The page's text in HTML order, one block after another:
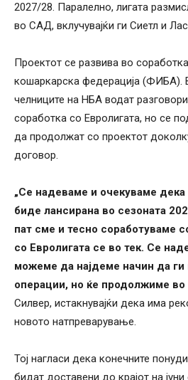
2027/28. Паралелно, лигата
во САД, вклучувајќи ги Сиетл и
Проектот се развива во
кошаркарска федерација (ФИБА).
челниците на НБА водат
соработка со Евролигата, но се
да продолжат со проектот
договор.
„Се надеваме и очекуваме дека
биде лансирана во сезоната
пат сме и тесно соработуваме
со Евролигата се во тек. Се
можеме да најдеме начин да ги
операции, но ќе продолжиме во
Силвер, истакнувајќи дека има
новото натпреварување.
Тој нагласи дека конечните
бидат доставени до крајот на